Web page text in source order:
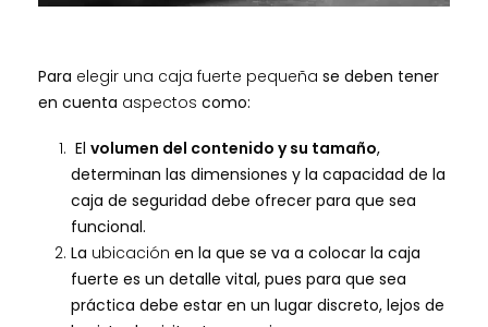
Para elegir una caja fuerte pequeña se deben tener
en cuenta aspectos como:
El volumen del contenido y su tamaño,
determinan las dimensiones y la capacidad de la
caja de seguridad debe ofrecer para que sea
funcional.
La ubicación en la que se va a colocar la caja
fuerte es un detalle vital, pues para que sea
práctica debe estar en un lugar discreto, lejos de